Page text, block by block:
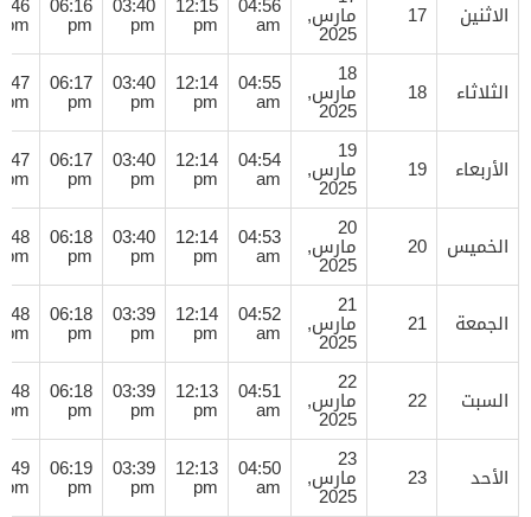
الاثنين 17 مارس,
2025
am
pm
pm
pm
pm
الثلاثاء 18
18
مارس,
2025
04:55
am
12:14
pm
03:40
pm
06:17
pm
pm
الأربعاء 19
19
مارس,
2025
04:54
am
12:14
pm
03:40
pm
06:17
pm
pm
الخميس 20
20
مارس,
2025
04:53
am
12:14
pm
03:40
pm
06:18
pm
pm
الجمعة 21
21
مارس,
2025
04:52
am
12:14
pm
03:39
pm
06:18
pm
pm
السبت 22
22
مارس,
2025
04:51
am
12:13
pm
03:39
pm
06:18
pm
pm
الأحد 23
23
مارس,
2025
04:50
am
12:13
pm
03:39
pm
06:19
pm
pm